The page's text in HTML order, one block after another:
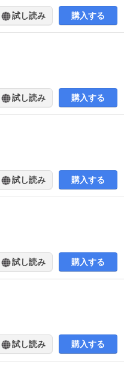
試し読み 購入する
試し読み 購入する
試し読み 購入する
試し読み 購入する
試し読み 購入する